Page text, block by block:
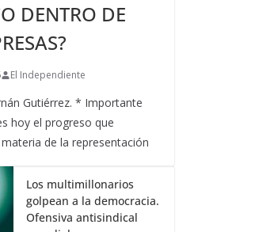
DENTRO DE
El Independiente
Gutiérrez. * Importante
hoy el progreso que
de la representación
Los multimillonarios
golpean a la democracia.
Ofensiva antisindical